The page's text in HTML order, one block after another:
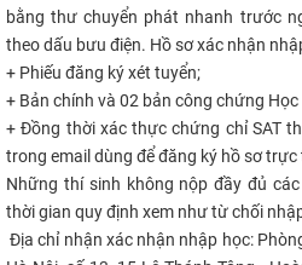
ĐẢM BẢO CHẤT LƯỢNG
KHOA HỌC CÔNG NGHỆ
HTQT
CỰU NGƯỜI HỌC
bằng thư chuyển phát nhanh trước
theo dấu bưu điện. Hồ sơ xác nhận
+ Phiếu đăng ký xét tuyển;
+ Bản chính và 02 bản công chứng Học
+ Đồng thời xác thực chứng chỉ SAT
trong email dùng để đăng ký hồ sơ trực
Những thí sinh không nộp đầy đủ
thời gian quy định xem như từ chối
Địa chỉ nhận xác nhận nhập học: